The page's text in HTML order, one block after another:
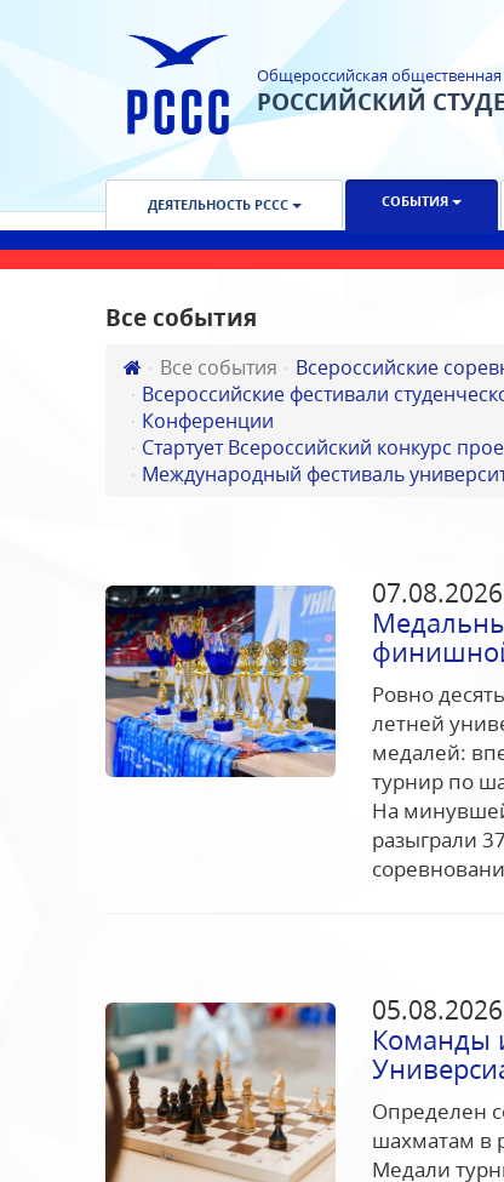
Общероссийская общественная
РОССИЙСКИЙ
ДЕЯТЕЛЬНОСТЬ РССС СОБЫТИЯ
Все события
Все события
Всероссийские
Всероссийские фестивали
Конференции
Стартует Всероссийский конкурс
Международный фестиваль
07.08.2026
Ровно
летней
медалей:
турнир по
На
разыграли
05.08.2026
Команды
Определен
шахматам в
Медали